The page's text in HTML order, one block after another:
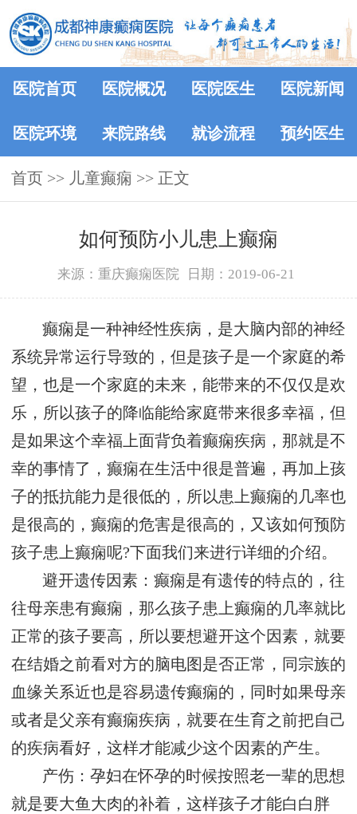
医院首页 医院概况 医院医生 医院新闻
医院环境 来院路线 就诊流程 预约医生
首页 >> 儿童癫痫 >> 正文
如何预防小儿患上癫痫
来源：重庆癫痫医院 日期：2019-06-21
癫痫是一种神经性疾病，是大脑内部的神经
系统异常运行导致的，但是孩子是一个家庭的希
望，也是一个家庭的未来，能带来的不仅仅是欢
乐，所以孩子的降临能给家庭带来很多幸福，但
是如果这个幸福上面背负着癫痫疾病，那就是不
幸的事情了，癫痫在生活中很是普遍，再加上孩
子的抵抗能力是很低的，所以患上癫痫的几率也
是很高的，癫痫的危害是很高的，又该如何预防
孩子患上癫痫呢?下面我们来进行详细的介绍。
避开遗传因素：癫痫是有遗传的特点的，往
往母亲患有癫痫，那么孩子患上癫痫的几率就比
正常的孩子要高，所以要想避开这个因素，就要
在结婚之前看对方的脑电图是否正常，同宗族的
血缘关系近也是容易遗传癫痫的，同时如果母亲
或者是父亲有癫痫疾病，就要在生育之前把自己
的疾病看好，这样才能减少这个因素的产生。
产伤：孕妇在怀孕的时候按照老一辈的思想
就是要大鱼大肉的补着，这样孩子才能白白胖